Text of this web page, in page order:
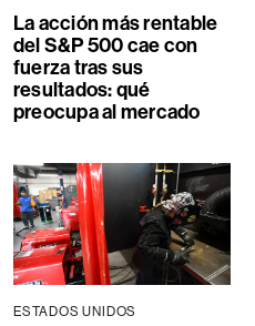
La acción más rentable
del S&P 500 cae con
fuerza tras sus
resultados: qué
preocupa al mercado
ESTADOS UNIDOS